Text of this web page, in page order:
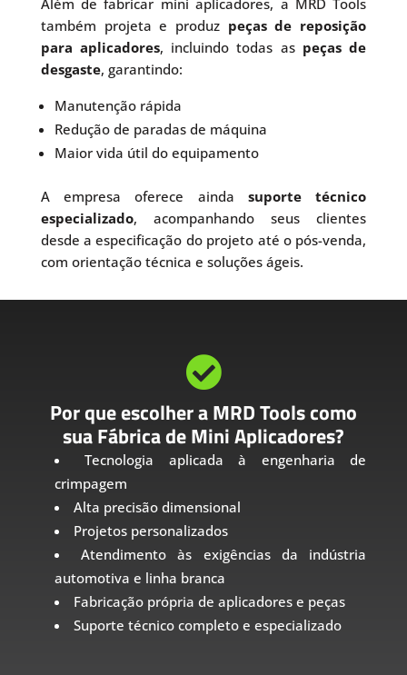
Além de fabricar mini aplicadores, a MRD Tools
também projeta e produz peças de reposição
para aplicadores, incluindo todas as peças de
desgaste, garantindo:
Manutenção rápida
Redução de paradas de máquina
Maior vida útil do equipamento
A empresa oferece ainda suporte técnico
especializado, acompanhando seus clientes
desde a especificação do projeto até o pós-venda,
com orientação técnica e soluções ágeis.

Por que escolher a MRD Tools como
sua Fábrica de Mini Aplicadores?
Tecnologia aplicada à engenharia de
crimpagem
Alta precisão dimensional
Projetos personalizados
Atendimento às exigências da indústria
automotiva e linha branca
Fabricação própria de aplicadores e peças
Suporte técnico completo e especializado